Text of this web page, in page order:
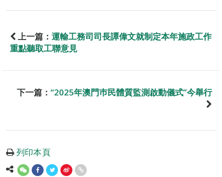
上一篇： 運輸工務司司長譚偉文就制定本年施政工作
重點聽取工聯意見
下一篇： “2025年澳門巿民體質監測啟動儀式”今舉行
列印本頁